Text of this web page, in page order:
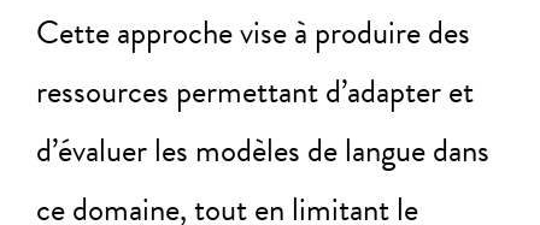
Cette approche vise à produire des
ressources permettant d’adapter et
d’évaluer les modèles de langue dans
ce domaine, tout en limitant le